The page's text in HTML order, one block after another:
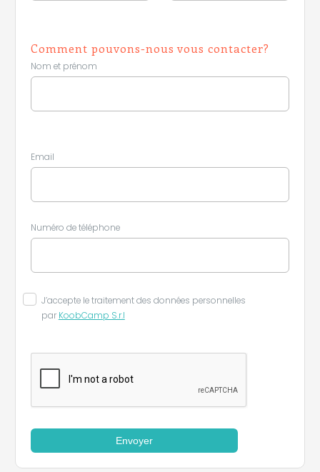
Comment pouvons-nous vous contacter?
Nom et prénom
Email
Numéro de téléphone
J’accepte le traitement des données personnelles
par KoobCamp S.r.l
Envoyer